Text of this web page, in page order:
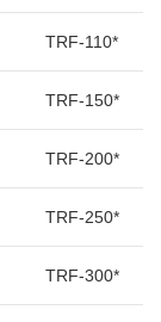
TRF-110*
TRF-150*
TRF-200*
TRF-250*
TRF-300*